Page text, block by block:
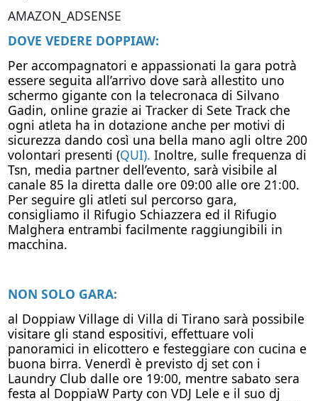
AMAZON_ADSENSE
DOVE VEDERE DOPPIAW:
Per accompagnatori e appassionati la gara potrà
essere seguita all’arrivo dove sarà allestito uno
schermo gigante con la telecronaca di Silvano
Gadin, online grazie ai Tracker di Sete Track che
ogni atleta ha in dotazione anche per motivi di
sicurezza dando così una bella mano agli oltre 200
volontari presenti (QUI). Inoltre, sulle frequenza di
Tsn, media partner dell’evento, sarà visibile al
canale 85 la diretta dalle ore 09:00 alle ore 21:00.
Per seguire gli atleti sul percorso gara,
consigliamo il Rifugio Schiazzera ed il Rifugio
Malghera entrambi facilmente raggiungibili in
macchina.
NON SOLO GARA:
al Doppiaw Village di Villa di Tirano sarà possibile
visitare gli stand espositivi, effettuare voli
panoramici in elicottero e festeggiare con cucina e
buona birra. Venerdì è previsto dj set con i
Laundry Club dalle ore 19:00, mentre sabato sera
festa al DoppiaW Party con VDJ Lele e il suo dj